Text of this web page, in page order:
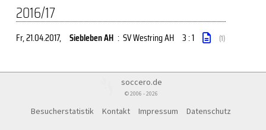
2016/17
Fr, 21.04.2017, Siebleben AH : SV Westring AH 3 : 1 (1)
soccero.de
© 2006 - 2026
Besucherstatistik Kontakt Impressum Datenschutz